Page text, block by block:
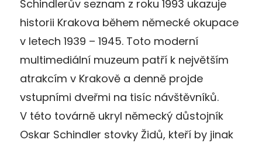
Schindlerův seznam z roku 1993 ukazuje
historii Krakova během německé okupace
v letech 1939 – 1945. Toto moderní
multimediální muzeum patří k největším
atrakcím v Krakově a denně projde
vstupními dveřmi na tisíc návštěvníků.
V této továrně ukryl německý důstojník
Oskar Schindler stovky Židů, kteří by jinak